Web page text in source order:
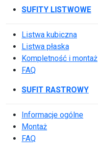
SUFITY LISTWOWE
Listwa kubiczna
Listwa płaska
Kompletność i montaż
FAQ
SUFIT RASTROWY
Informacje ogólne
Montaż
FAQ